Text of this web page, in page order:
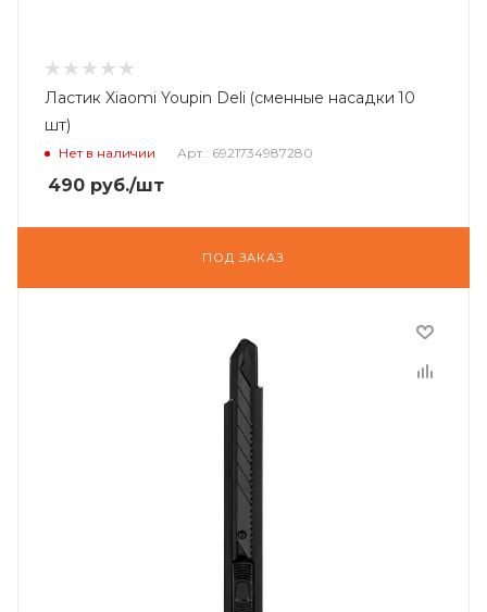
Ластик Xiaomi Youpin Deli (сменные насадки 10
шт)
Нет в наличии Арт.: 6921734987280
490 руб./шт
ПОД ЗАКАЗ